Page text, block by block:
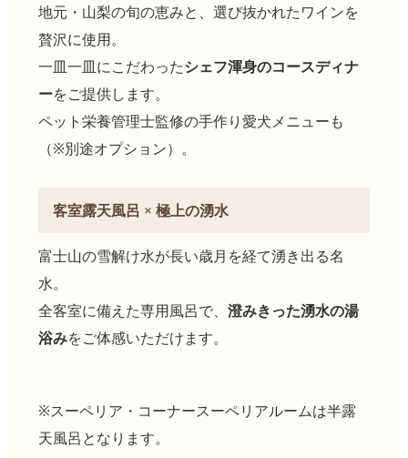
地元・山梨の旬の恵みと、選び抜かれたワインを
贅沢に使用。
一皿一皿にこだわったシェフ渾身のコースディナ
ーをご提供します。
ペット栄養管理士監修の手作り愛犬メニューも
（※別途オプション）。
客室露天風呂 × 極上の湧水
富士山の雪解け水が長い歳月を経て湧き出る名
水。
全客室に備えた専用風呂で、 澄みきった湧水の湯
浴みをご体感いただけます。
※スーペリア・コーナースーペリアルームは半露
天風呂となります。